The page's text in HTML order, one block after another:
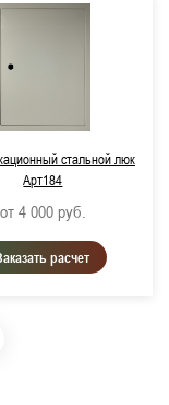
стальной люк
Арт184
от 4 000 руб.
расчет